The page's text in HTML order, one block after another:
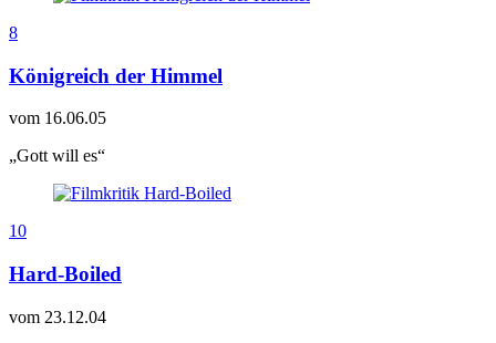
8
Königreich der Himmel
vom 16.06.05
„Gott will es“
10
Hard-Boiled
vom 23.12.04